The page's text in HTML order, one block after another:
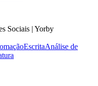
Sociais | Yorby
EscritaAnálise de